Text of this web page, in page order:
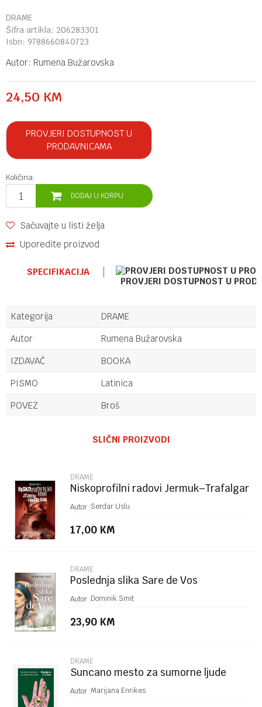
DRAME
Šifra artikla: 206283301
Isbn: 9788660840723
Autor: Rumena Bužarovska
24,50 KM
PROVJERI DOSTUPNOST U
PRODAVNICAMA
Količina:
DODAJ U KORPU
Sačuvajte u listi želja
Uporedite proizvod
SPECIFIKACIJA
PROVJERI DOSTUPNOST U
Kategorija
DRAME
Autor
Rumena Bužarovska
IZDAVAČ
BOOKA
PISMO
Latinica
POVEZ
Broš
Poruka
POŠALJI
SLIČNI PROIZVODI
DRAME
Niskoprofilni radovi Jermuk–Trafalgar
Autor :Serdar Uslu
17,00 KM
DRAME
Poslednja slika Sare de Vos
Autor :Dominik Smit
23,90 KM
DRAME
Suncano mesto za sumorne ljude
Autor :Marijana Enrikes